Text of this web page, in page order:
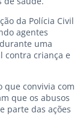
da Polícia Civil
agentes
uma
contra criança e
que convivia com
que os abusos
parte das ações